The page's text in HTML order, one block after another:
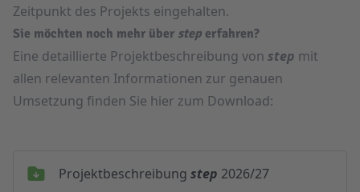
Zeitpunkt des Projekts eingehalten.
Sie möchten noch mehr über step erfahren?
Eine detaillierte Projektbeschreibung von step mit
allen relevanten Informationen zur genauen
Umsetzung finden Sie hier zum Download:
Projektbeschreibung step 2026/27